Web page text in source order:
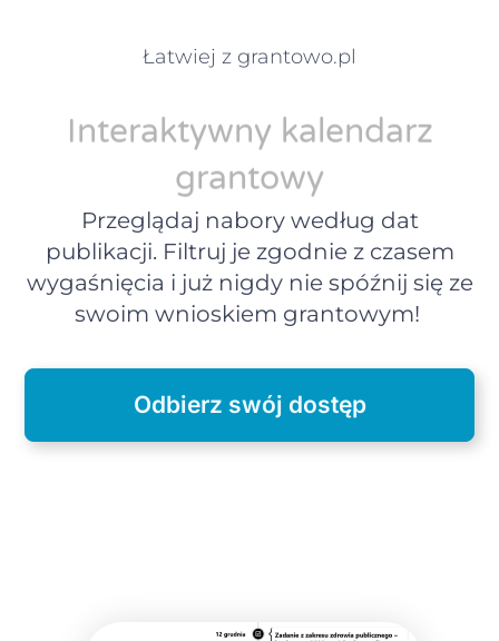
Łatwiej z grantowo.pl
Interaktywny kalendarz
grantowy
Przeglądaj nabory według dat
publikacji. Filtruj je zgodnie z czasem
wygaśnięcia i już nigdy nie spóźnij się ze
swoim wnioskiem grantowym!
Odbierz swój dostęp